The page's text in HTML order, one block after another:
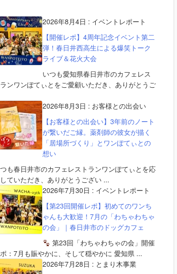
2026年8月4日 : イベントレポート
【開催レポ】4周年記念イベント第二
弾！春日井西高生による爆笑トーク
ライブ＆花火大会
いつも愛知県春日井市のカフェレス
ランワンぽてぃとをご愛顧いただき、ありがとうご
2026年8月3日 : お客様との出会い
【お客様との出会い】3年前のノート
が繋いだご縁。薬剤師の彼女が描く
「居場所づくり」とワンぽてぃとの
想い
も春日井市のカフェレストランワンぽてぃとを応
ていただき、ありがとうござい ...
2026年7月30日 : イベントレポート
【第23回開催レポ】初めてのワンち
ゃんも大歓迎！7月の「わちゃわちゃ
の会」｜春日井市のドッグカフェ
第23回「わちゃわちゃの会」開催
：7月も賑やかに、そして穏やかに 愛知県 ...
2026年7月28日 : とまり木事業